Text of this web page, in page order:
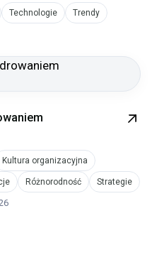
Technologie Trendy
Kultura organizacyjna
Różnorodność Strategie